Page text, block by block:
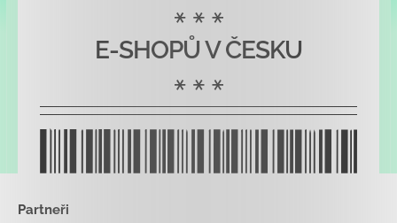
E-SHOPŮ V ČESKU
Partneři